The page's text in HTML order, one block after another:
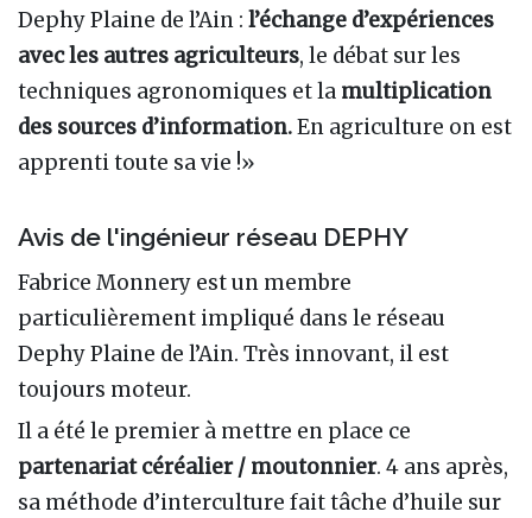
Dephy Plaine de l’Ain : l’échange d’expériences
avec les autres agriculteurs, le débat sur les
techniques agronomiques et la multiplication
des sources d’information.En agriculture on est
apprenti toute sa vie !»
Avis de l'ingénieur réseau DEPHY
Fabrice Monnery est un membre
particulièrement impliqué dans le réseau
Dephy Plaine de l’Ain. Très innovant, il est
toujours moteur.
Il a été le premier à mettre en place ce
partenariat céréalier / moutonnier. 4 ans après,
sa méthode d’interculture fait tâche d’huile sur